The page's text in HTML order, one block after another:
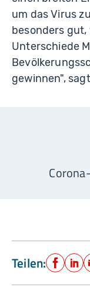
um das Virus
besonders
Unterschiede
gewinnen",
Teilen: